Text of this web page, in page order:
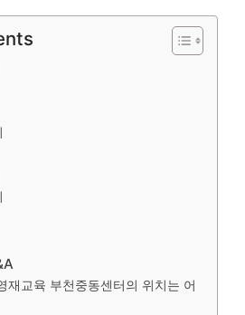
재교육 부천중동센터의 위치는 어